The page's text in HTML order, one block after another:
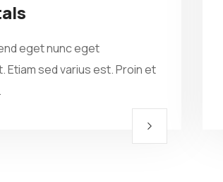
eget nunc eget
Etiam sed varius est. Proin et